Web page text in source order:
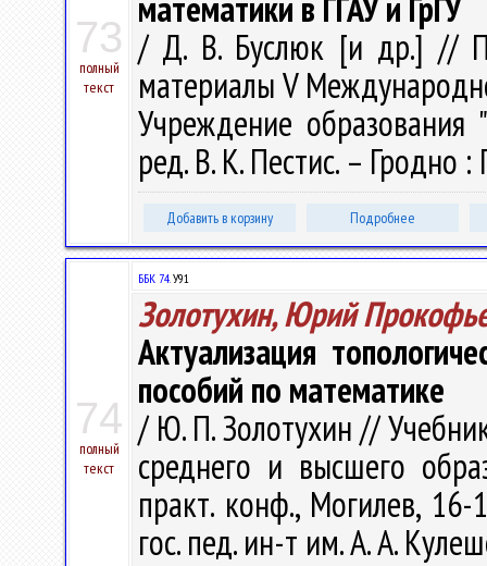
73
полный
текст
/ Д. В. Буслюк [и др.] //
материалы V
Учреждение образования
ред. В. К. Пестис. – Гродно
Добавить в корзину Подробнее
74
полный
текст
ББК 74.У91
Золотухин, Юрий
Актуализация
пособий по математике
/ Ю. П. Золотухин //
среднего и высшего
практ. конф., Могилев,
гос. пед. ин-т им. А. А.